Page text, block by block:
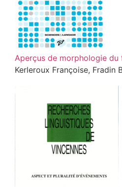
Aperçus de morphologie du
Kerleroux Françoise, Fradin